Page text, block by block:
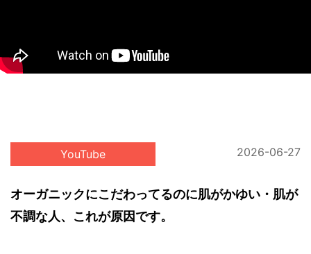
YouTube 2026-06-27
オーガニックにこだわってるのに肌がかゆい・肌が
不調な人、これが原因です。